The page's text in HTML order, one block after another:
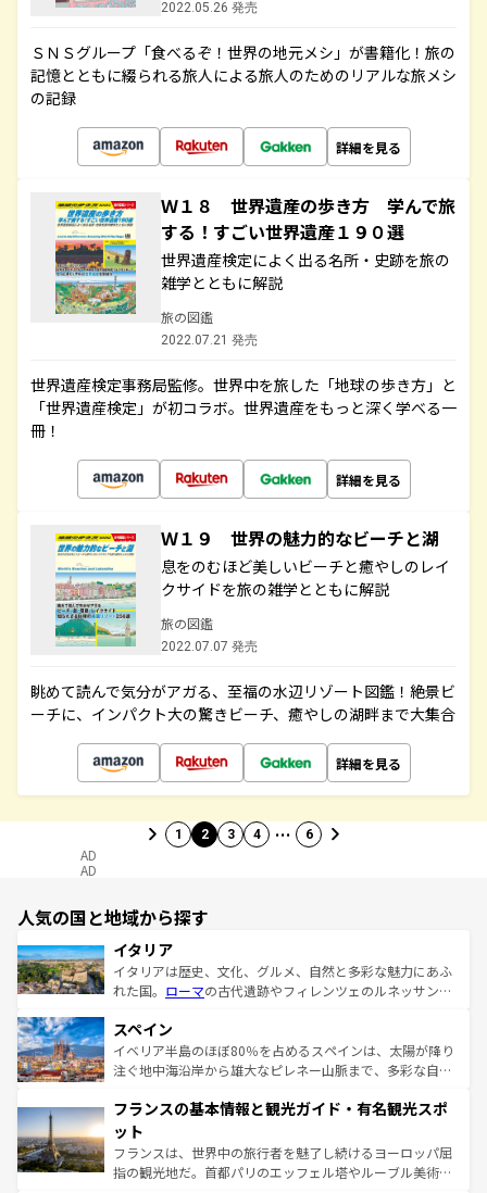
2022.05.26 発売
ＳＮＳグループ「食べるぞ！世界の地元メシ」が書籍化！旅の
記憶とともに綴られる旅人による旅人のためのリアルな旅メシ
の記録
詳細を見る
Ｗ１８ 世界遺産の歩き方 学んで旅
する！すごい世界遺産１９０選
世界遺産検定によく出る名所・史跡を旅の
雑学とともに解説
旅の図鑑
2022.07.21 発売
世界遺産検定事務局監修。世界中を旅した「地球の歩き方」と
「世界遺産検定」が初コラボ。世界遺産をもっと深く学べる一
冊！
詳細を見る
Ｗ１９ 世界の魅力的なビーチと湖
息をのむほど美しいビーチと癒やしのレイ
クサイドを旅の雑学とともに解説
旅の図鑑
2022.07.07 発売
眺めて読んで気分がアガる、至福の水辺リゾート図鑑！絶景ビ
ーチに、インパクト大の驚きビーチ、癒やしの湖畔まで大集合
詳細を見る
1 2 3 4 … 6
AD
AD
人気の国と地域から探す
イタリア
イタリアは歴史、文化、グルメ、自然と多彩な魅力にあふ
れた国。 ローマの古代遺跡やフィレンツェのルネッサンス
ろん、トスカーナの美しい田園風景やアマルフィ海岸の絶
景など、自然景観も見逃せない。観光の合間には、本場の
ピザやパスタなど、絶品のイタリア料理を堪能することも
ませてくれるイタリアで、忘れられない旅をしてみよう！
なお、新着のイタリア情報は
しい。
スペイン
イベリア半島のほぼ80％を占めるスペインは、太陽が降り
注ぐ地中海沿岸から雄大なピレネー山脈まで、多彩な自然
文化が根付くこの国では、情熱的なフラメンコ、熱気あふ
れる闘牛、そして美味しいタパスが生活の一部となってい
る。首都マドリードの洗練された雰囲気や、バルセロナの
アートに溢れた街角から、地方では古代ローマ遺跡や中世
フランスの基本情報と観光ガイド・有名観光スポ
ット
フランスは、世界中の旅行者を魅了し続けるヨーロッパ屈
指の観光地だ。首都パリのエッフェル塔やルーブル美術館